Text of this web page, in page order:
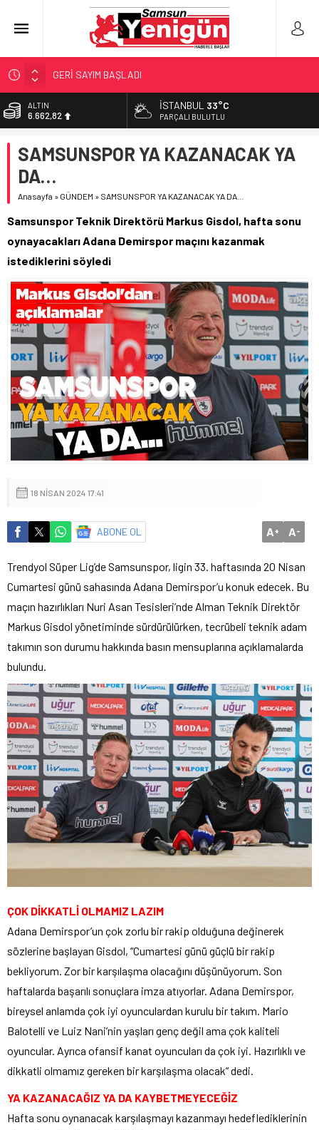
GERİ SAYIM BAŞLADI
SAMSUNSPOR’DA HEDEF 5’İNCİLİK!
‘BAFRA’YA YATIRIM YAPIN!’
YÖNETİCİ SEÇERKEN YAPILAN EN BÜYÜK HATALAR
ALTIN
6.662,82
13.779,39
DOLAR
47,6961
55,1808
İSTANBUL 33°C
PARÇALI BULUTLU
SAMSUNSPOR YA KAZANACAK YA
DA…
Anasayfa » GÜNDEM » SAMSUNSPOR YA KAZANACAK YA DA…
Samsunspor Teknik Direktörü Markus Gisdol, hafta sonu
oynayacakları Adana Demirspor maçını kazanmak
istediklerini söyledi
18 NISAN 2024 17:41
ABONE OL A+ A-
Trendyol Süper Lig’de Samsunspor, ligin 33. haftasında 20 Nisan
Cumartesi günü sahasında Adana Demirspor’u konuk edecek. Bu
maçın hazırlıkları Nuri Asan Tesisleri’nde Alman Teknik Direktör
Markus Gisdol yönetiminde sürdürülürken, tecrübeli teknik adam
takımın son durumu hakkında basın mensuplarına açıklamalarda
bulundu.
ÇOK DİKKATLİ OLMAMIZ LAZIM
Adana Demirspor’un çok zorlu bir rakip olduğuna değinerek
sözlerine başlayan Gisdol, “Cumartesi günü güçlü bir rakip
bekliyorum. Zor bir karşılaşma olacağını düşünüyorum. Son
haftalarda başarılı sonuçlara imza atıyorlar. Adana Demirspor,
bireysel anlamda çok iyi oyunculardan kurulu bir takım. Mario
Balotelli ve Luiz Nani’nin yaşları genç değil ama çok kaliteli
oyuncular. Ayrıca ofansif kanat oyuncuları da çok iyi. Hazırlıklı ve
dikkatli olmamız gereken bir karşılaşma olacak” dedi.
YA KAZANACAĞIZ YA DA KAYBETMEYECEĞİZ
Hafta sonu oynanacak karşılaşmayı kazanmayı hedeflediklerinin